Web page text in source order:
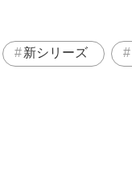
新シリーズ